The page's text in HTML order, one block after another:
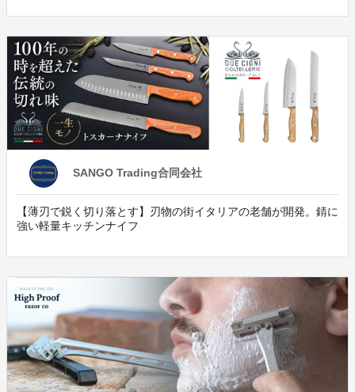
SANGO Trading合同会社
【薄刃で鋭く切り落とす】刃物の街イタリアの老舗が開発。錆に
強い軽量キッチンナイフ